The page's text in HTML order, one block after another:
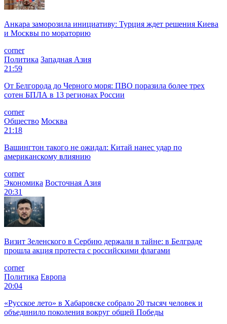
Анкара заморозила инициативу: Турция ждет решения Киева
и Москвы по мораторию
corner
Политика Западная Азия
21:59
От Белгорода до Черного моря: ПВО поразила более трех
сотен БПЛА в 13 регионах России
corner
Общество Москва
21:18
Вашингтон такого не ожидал: Китай нанес удар по
американскому влиянию
corner
Экономика Восточная Азия
20:31
Визит Зеленского в Сербию держали в тайне: в Белграде
прошла акция протеста с российскими флагами
corner
Политика Европа
20:04
«Русское лето» в Хабаровске собрало 20 тысяч человек и
объединило поколения вокруг общей Победы